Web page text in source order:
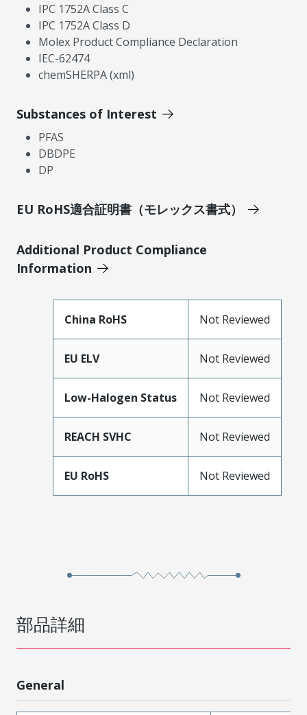
IPC 1752A Class C
IPC 1752A Class D
Molex Product Compliance Declaration
IEC-62474
chemSHERPA (xml)
Substances of Interest
PFAS
DBDPE
DP
EU RoHS適合証明書（モレックス書式）
Additional Product Compliance
Information
China RoHS Not Reviewed
EU ELV Not Reviewed
Low-Halogen Status Not Reviewed
REACH SVHC Not Reviewed
EU RoHS Not Reviewed
部品詳細
General